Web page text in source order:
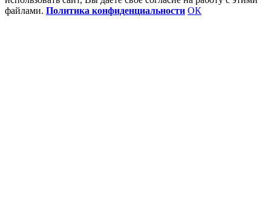
файлами. Политика конфиденциальности ОК